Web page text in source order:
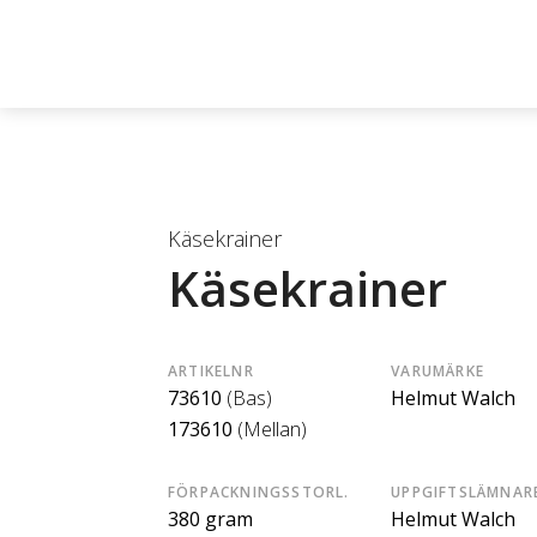
Käsekrainer
Käsekrainer
ARTIKELNR
73610 (Bas)
173610 (Mellan)
VARUMÄRKE
Helmut Walch
FÖRPACKNINGSSTORL.
380 gram Helmut Walch